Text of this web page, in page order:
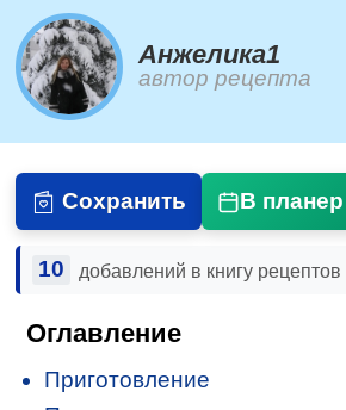
Анжелика1
автор рецепта
Сохранить В планер
10 добавлений в книгу рецептов
Оглавление
Приготовление